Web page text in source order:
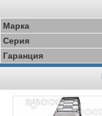
Марка
Серия
Гаранция